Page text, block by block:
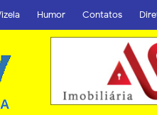
Humor Contatos